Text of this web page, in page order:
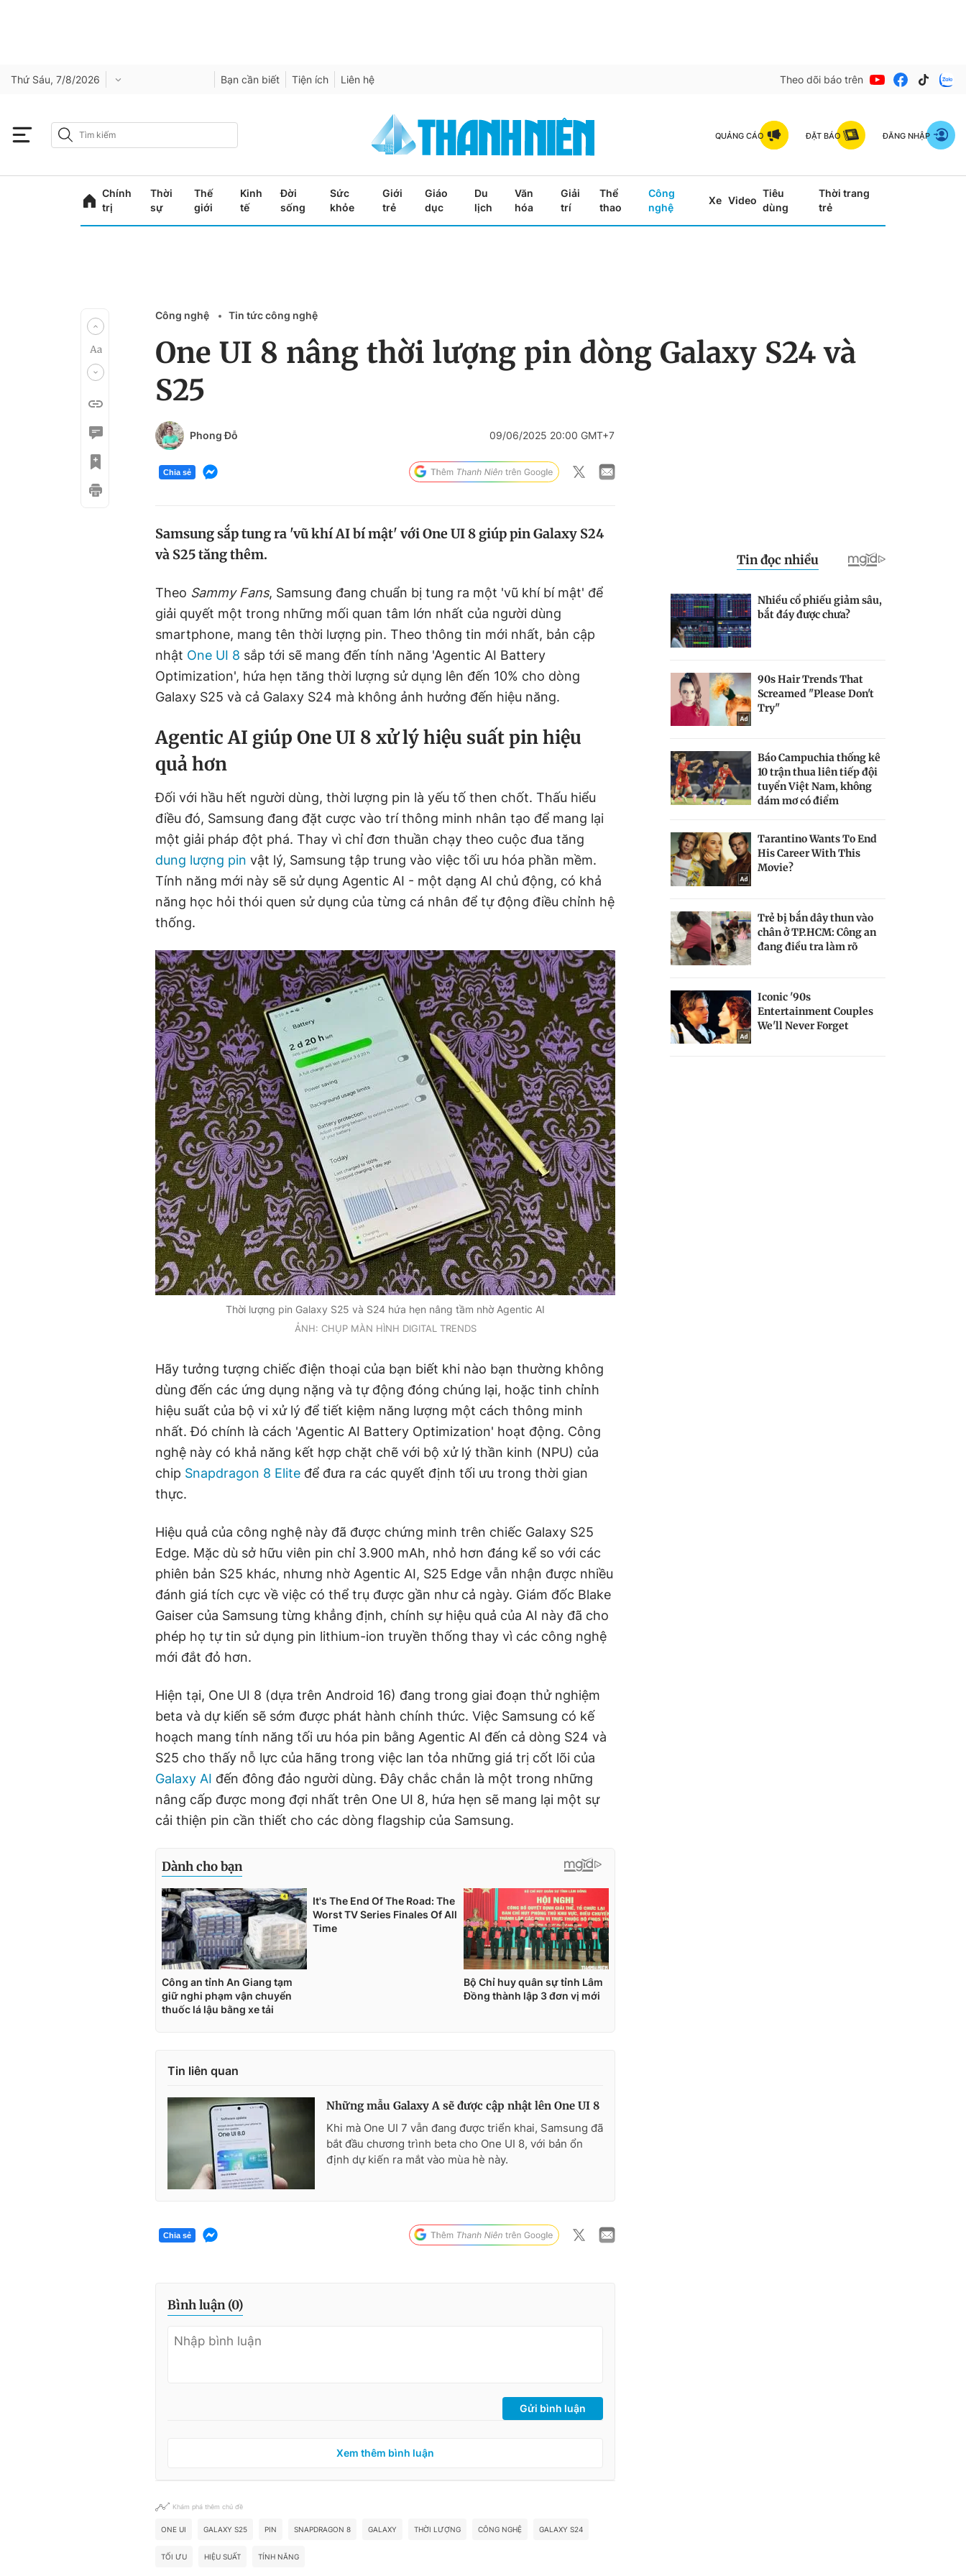
Thứ Sáu, 7/8/2026 Bạn cần biết Tiện ích Liên hệ Theo dõi báo trên
QUẢNG CÁO ĐẶT BÁO ĐĂNG NHẬP
Chính
trị
Thời
sự
Thế
giới
Kinh
tế
Đời
sống
Sức
khỏe
Giới
trẻ
Giáo
dục
Du
lịch
Văn
hóa
Giải
trí
Thể
thao
Công
nghệ
Xe Video
Tiêu
dùng
Thời trang
trẻ
Công nghệ Tin tức công nghệ
One UI 8 nâng thời lượng pin dòng Galaxy S24 và
S25
Phong Đỗ 09/06/2025 20:00 GMT+7
Chia sẻ
Samsung sắp tung ra 'vũ khí AI bí mật' với One UI 8 giúp pin Galaxy S24
và S25 tăng thêm.
Theo Sammy Fans, Samsung đang chuẩn bị tung ra một 'vũ khí bí mật' để
giải quyết một trong những mối quan tâm lớn nhất của người dùng
smartphone, mang tên thời lượng pin. Theo thông tin mới nhất, bản cập
nhật One UI 8 sắp tới sẽ mang đến tính năng 'Agentic AI Battery
Optimization', hứa hẹn tăng thời lượng sử dụng lên đến 10% cho dòng
Galaxy S25 và cả Galaxy S24 mà không ảnh hưởng đến hiệu năng.
Agentic AI giúp One UI 8 xử lý hiệu suất pin hiệu
quả hơn
Đối với hầu hết người dùng, thời lượng pin là yếu tố then chốt. Thấu hiểu
điều đó, Samsung đang đặt cược vào trí thông minh nhân tạo để mang lại
một giải pháp đột phá. Thay vì chỉ đơn thuần chạy theo cuộc đua tăng
dung lượng pin vật lý, Samsung tập trung vào việc tối ưu hóa phần mềm.
Tính năng mới này sẽ sử dụng Agentic AI - một dạng AI chủ động, có khả
năng học hỏi thói quen sử dụng của từng cá nhân để tự động điều chỉnh hệ
thống.
Thời lượng pin Galaxy S25 và S24 hứa hẹn nâng tầm nhờ Agentic AI
ẢNH: CHỤP MÀN HÌNH DIGITAL TRENDS
Hãy tưởng tượng chiếc điện thoại của bạn biết khi nào bạn thường không
dùng đến các ứng dụng nặng và tự động đóng chúng lại, hoặc tinh chỉnh
hiệu suất của bộ vi xử lý để tiết kiệm năng lượng một cách thông minh
nhất. Đó chính là cách 'Agentic AI Battery Optimization' hoạt động. Công
nghệ này có khả năng kết hợp chặt chẽ với bộ xử lý thần kinh (NPU) của
chip Snapdragon 8 Elite để đưa ra các quyết định tối ưu trong thời gian
thực.
Hiệu quả của công nghệ này đã được chứng minh trên chiếc Galaxy S25
Edge. Mặc dù sở hữu viên pin chỉ 3.900 mAh, nhỏ hơn đáng kể so với các
phiên bản S25 khác, nhưng nhờ Agentic AI, S25 Edge vẫn nhận được nhiều
đánh giá tích cực về việc có thể trụ được gần như cả ngày. Giám đốc Blake
Gaiser của Samsung từng khẳng định, chính sự hiệu quả của AI này đã cho
phép họ tự tin sử dụng pin lithium-ion truyền thống thay vì các công nghệ
mới đắt đỏ hơn.
Hiện tại, One UI 8 (dựa trên Android 16) đang trong giai đoạn thử nghiệm
beta và dự kiến sẽ sớm được phát hành chính thức. Việc Samsung có kế
hoạch mang tính năng tối ưu hóa pin bằng Agentic AI đến cả dòng S24 và
S25 cho thấy nỗ lực của hãng trong việc lan tỏa những giá trị cốt lõi của
Galaxy AI đến đông đảo người dùng. Đây chắc chắn là một trong những
nâng cấp được mong đợi nhất trên One UI 8, hứa hẹn sẽ mang lại một sự
cải thiện pin cần thiết cho các dòng flagship của Samsung.
Tin liên quan
Những mẫu Galaxy A sẽ được cập nhật lên One UI 8
Khi mà One UI 7 vẫn đang được triển khai, Samsung đã
bắt đầu chương trình beta cho One UI 8, với bản ổn
định dự kiến ra mắt vào mùa hè này.
Chia sẻ
Bình luận (0)
Gửi bình luận
Xem thêm bình luận
Khám phá thêm chủ đề
ONE UI GALAXY S25 PIN SNAPDRAGON 8 GALAXY THỜI LƯỢNG CÔNG NGHỆ GALAXY S24
TỐI ƯU HIỆU SUẤT TÍNH NĂNG